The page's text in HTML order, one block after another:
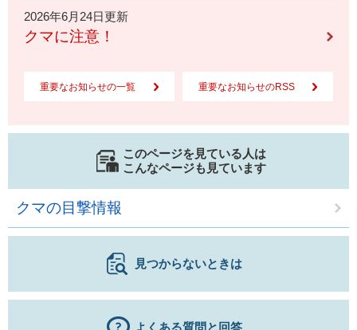
2026年6月24日更新
クマに注意！
重要なお知らせの一覧 重要なお知らせのRSS
このページを見ている人は
こんなページも見ています
クマの目撃情報
見つからないときは